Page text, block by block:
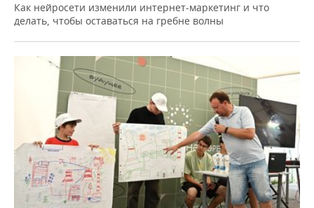
Как нейросети изменили интернет-маркетинг и что
делать, чтобы оставаться на гребне волны